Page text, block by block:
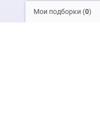
Мои подборки (0)